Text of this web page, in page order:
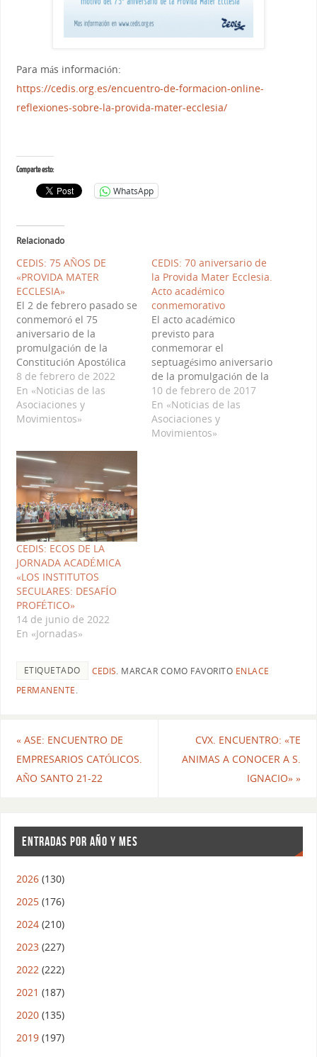
Para más información:
https://cedis.org.es/encuentro-de-formacion-online-
reflexiones-sobre-la-provida-mater-ecclesia/
Comparte esto:
WhatsApp
Relacionado
CEDIS: 75 AÑOS DE
«PROVIDA MATER
ECCLESIA»
El 2 de febrero pasado se
conmemoró el 75
aniversario de la
promulgación de la
Constitución Apostólica
Provida Mater Ecclesia,
considerada como la
Carta Magna de los
Institutos Seculares. Por
presentación donde se
explica qué son los
Institutos Seculares.
https://www.youtube.co
m/watch?v=2lXnGQ-Eb-k
8 de febrero de 2022
En «Noticias de las
Asociaciones y
Movimientos»
CEDIS: 70 aniversario de
la Provida Mater Ecclesia.
Acto académico
conmemorativo
El acto académico
previsto para
conmemorar el
septuagésimo aniversario
de la promulgación de la
Constitución Apostólica
“Provida Mater Ecclesia”,
será el día 23 de febrero
del 2017, en el aula
10 de febrero de 2017
En «Noticias de las
Asociaciones y
Movimientos»
CEDIS: ECOS DE LA
JORNADA ACADÉMICA
«LOS INSTITUTOS
SECULARES: DESAFÍO
PROFÉTICO»
14 de junio de 2022
En «Jornadas»
ETIQUETADO CEDIS. MARCAR COMO FAVORITO ENLACE
PERMANENTE.
«ASE: ENCUENTRO DE
EMPRESARIOS CATÓLICOS.
AÑO SANTO 21-22
CVX. ENCUENTRO: «TE
ANIMAS A CONOCER A S.
IGNACIO»»
ENTRADAS POR AÑO Y MES
2026(130)
2025(176)
2024(210)
2023(227)
2022 (222)
2021 (187)
2020(135)
2019(197)